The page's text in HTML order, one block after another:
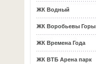
ЖК Водный
ЖК Воробьевы Горы
ЖК Времена Года
ЖК ВТБ Арена парк